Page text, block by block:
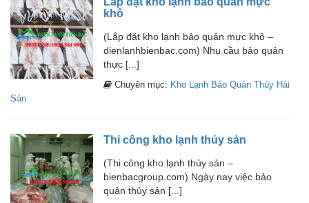
khô
(Lắp đặt kho lạnh bảo quản mực khô –
dienlanhbienbac.com) Nhu cầu bảo quản
thực [...]
Chuyên mục: Kho Lạnh Bảo Quản Thủy Hải
Sản
Thi công kho lạnh thủy sản
(Thi công kho lạnh thủy sản –
bienbacgroup.com) Ngày nay việc bảo
quản thủy sản [...]